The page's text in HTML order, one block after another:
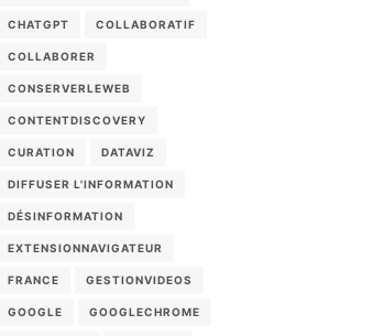
CHATGPT COLLABORATIF
COLLABORER
CONSERVERLEWEB
CONTENTDISCOVERY
CURATION DATAVIZ
DIFFUSER L'INFORMATION
DÉSINFORMATION
EXTENSIONNAVIGATEUR
FRANCE GESTIONVIDEOS
GOOGLE GOOGLECHROME